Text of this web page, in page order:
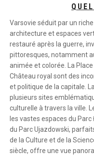
Varsovie séduit par un
architecture et espaces
restauré après la guerre,
pittoresques, notamment
animée et colorée. La
Château royal sont des
et politique de la capitale.
plusieurs sites
culturelle à travers la ville.
les vastes espaces du
du Parc Ujazdowski,
de la Culture et de la
siècle, offre une vue